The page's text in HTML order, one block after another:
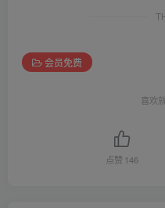
会员免费
喜欢
点赞 146